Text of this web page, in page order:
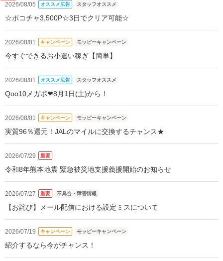
2026/08/05 オススメ広告 スタッフオススメ
☆ポコチャ3,500P☆3日でクリア可能☆
2026/08/01 キャンペーン モッピーキャンペーン
今すぐできるお小遣い稼ぎ【簡単】
2026/08/01 オススメ広告 スタッフオススメ
Qoo10メガポ❤8月1日(土)から！
2026/08/01 キャンペーン モッピーキャンペーン
実質96％還元！JALのマイルに交換するチャンス★
2026/07/29 重要
令和8年熊本地震 緊急被災地支援義援開始のお知らせ
2026/07/27 重要 不具合・障害情報
【お詫び】メール配信における設定ミスについて
2026/07/19 キャンペーン モッピーキャンペーン
紹介するなら今がチャンス！